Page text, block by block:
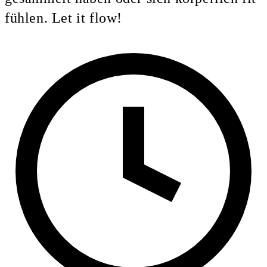
fühlen. Let it flow!